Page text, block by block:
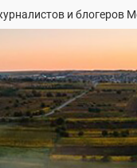
и блогеров